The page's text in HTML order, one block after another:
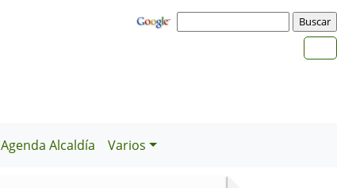
Agenda Alcaldía Varios